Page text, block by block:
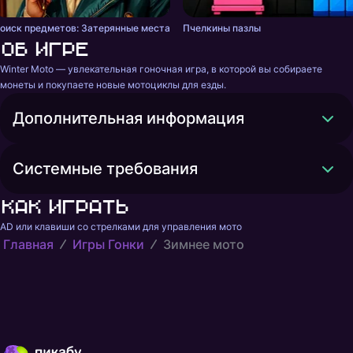
предметов: Затерянные места Пчелкины пазлы
Об игре
Winter Moto — увлекательная гоночная игра, в которой вы собираете
монеты и покупаете новые мотоциклы для езды.
Дополнительная информация
Системные требования
Как играть
AD или клавиши со стрелками для управления мото
Главная Игры Гонки Зимнее мото